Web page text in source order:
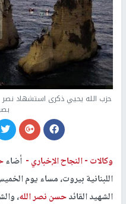
حزب الله يحيي ذكرى استشهاد
وكالات -النجاح الإخباري - أضاء
اللبنانية بيروت، مساء يوم
الشهيد القائدحسن نصر الله،